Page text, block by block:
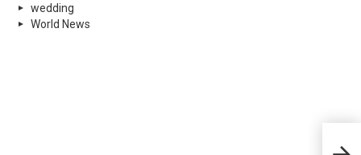
wedding
World News